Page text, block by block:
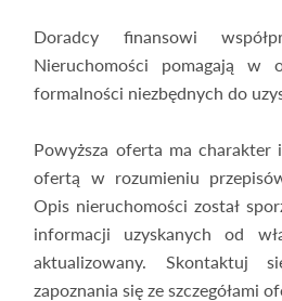
Doradcy finansowi
Nieruchomości pomagają w
formalności niezbędnych do
Powyższa oferta ma
ofertą w rozumieniu
Opis nieruchomości został
informacji uzyskanych od
aktualizowany.
zapoznania się ze szczegółami